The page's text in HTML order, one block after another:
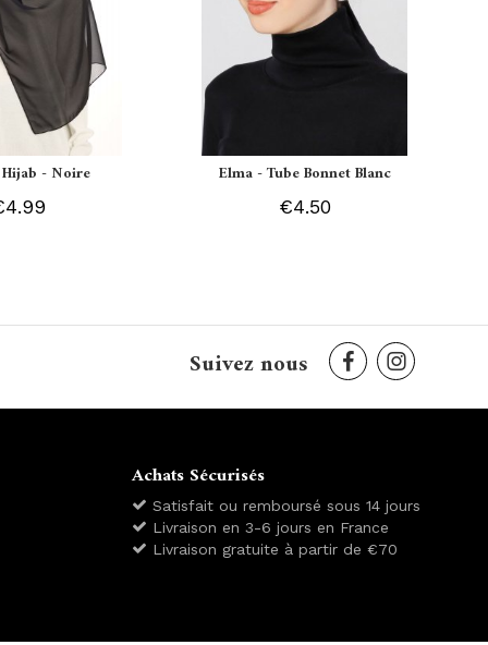
- Noire Elma - Tube Bonnet Blanc
€4.50
Suivez nous
Achats Sécurisés
Satisfait ou remboursé sous 14 jours
Livraison en 3-6 jours en France
Livraison gratuite à partir de €70